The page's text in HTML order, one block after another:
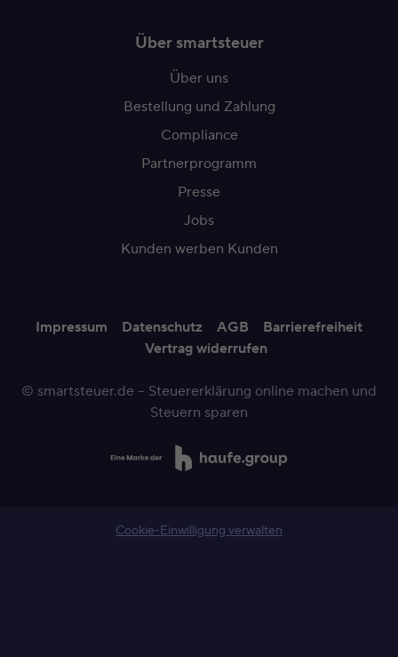
Über smartsteuer
Über uns
Bestellung und Zahlung
Compliance
Partnerprogramm
Presse
Jobs
Kunden werben Kunden
Impressum Datenschutz AGB
Barrierefreiheit
Vertrag widerrufen
© smartsteuer.de – Steuererklärung online machen und
Steuern sparen
Cookie-Einwilligung verwalten